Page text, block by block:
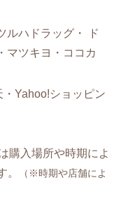
ルハドラッグ・ ド
マツキヨ・ココカ
Yahoo!ショッピン
購入場所や時期によ
。
（※時期や店舗によ